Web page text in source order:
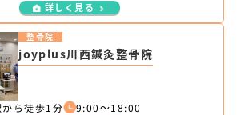
詳しく見る
joyplus川西鍼灸整骨院
整骨院
ら徒歩1分 9:00～18:00